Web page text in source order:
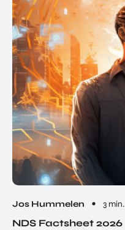
Jos Hummelen 3 min.
NDS Factsheet 2026